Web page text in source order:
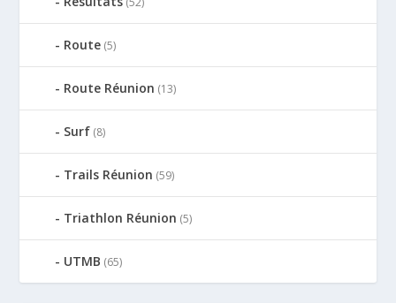
Route (5)
Route Réunion (13)
Surf (8)
Trails Réunion (59)
Triathlon Réunion (5)
UTMB (65)